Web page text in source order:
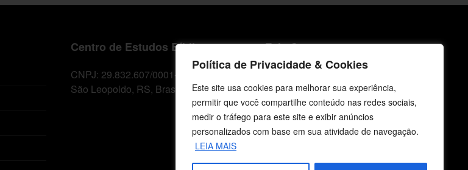
Política de Privacidade & Cookies
Este site usa cookies para melhorar sua experiência,
permitir que você compartilhe conteúdo nas redes sociais,
medir o tráfego para este site e exibir anúncios
personalizados com base em sua atividade de navegação.
LEIA MAIS
Centro de Estudos Bíblicos
CNPJ: 29.832.607/0001-10
São Leopoldo, RS, Brasil
Fale Conosco
vendas@cebi.org.br
comunicacao@cebi.org.br
WhatsApp / Vendas